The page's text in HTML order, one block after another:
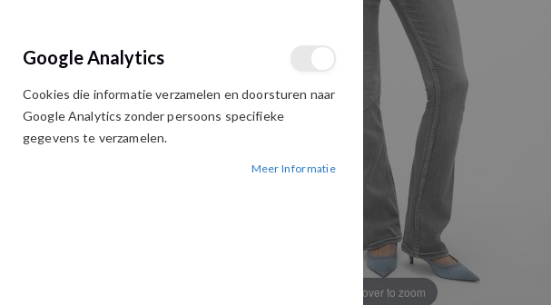
Hover to zoom
Google Analytics
Cookies die informatie verzamelen en doorsturen naar
Google Analytics zonder persoons specifieke
gegevens te verzamelen.
Meer Informatie